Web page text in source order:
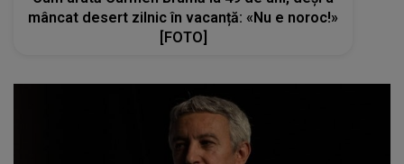
mâncat desert zilnic în vacanță: «Nu e noroc!»
[FOTO]